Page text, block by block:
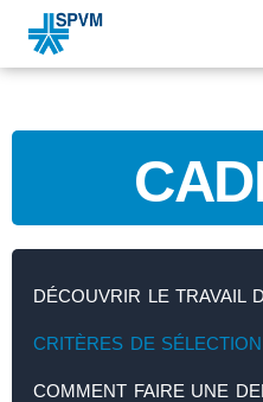
DÉCOUVRIR LE TRAVAIL
CRITÈRES DE SÉLECTION
COMMENT FAIRE UNE